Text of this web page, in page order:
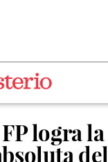
logra la
del